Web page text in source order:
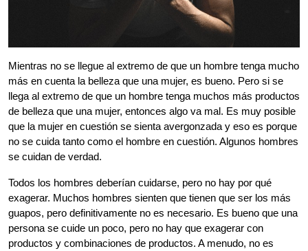
Mientras no se llegue al extremo de que un hombre tenga mucho
más en cuenta la belleza que una mujer, es bueno. Pero si se
llega al extremo de que un hombre tenga muchos más productos
de belleza que una mujer, entonces algo va mal. Es muy posible
que la mujer en cuestión se sienta avergonzada y eso es porque
no se cuida tanto como el hombre en cuestión. Algunos hombres
se cuidan de verdad.
Todos los hombres deberían cuidarse, pero no hay por qué
exagerar. Muchos hombres sienten que tienen que ser los más
guapos, pero definitivamente no es necesario. Es bueno que una
persona se cuide un poco, pero no hay que exagerar con
productos y combinaciones de productos. A menudo, no es